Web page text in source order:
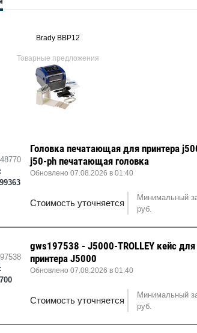
Brady BBP12
Товарные предложения
Головка печатающая для принтера
j50-ph печатающая головка
Обновлено 07.08.2026 в 01:40
Стоимость уточняется
Минимальный
руб.
gws197538 - J5000-TROLLEY кейс для
принтера J5000
Обновлено 07.08.2026 в 01:40
Стоимость уточняется
Минимальный
руб.